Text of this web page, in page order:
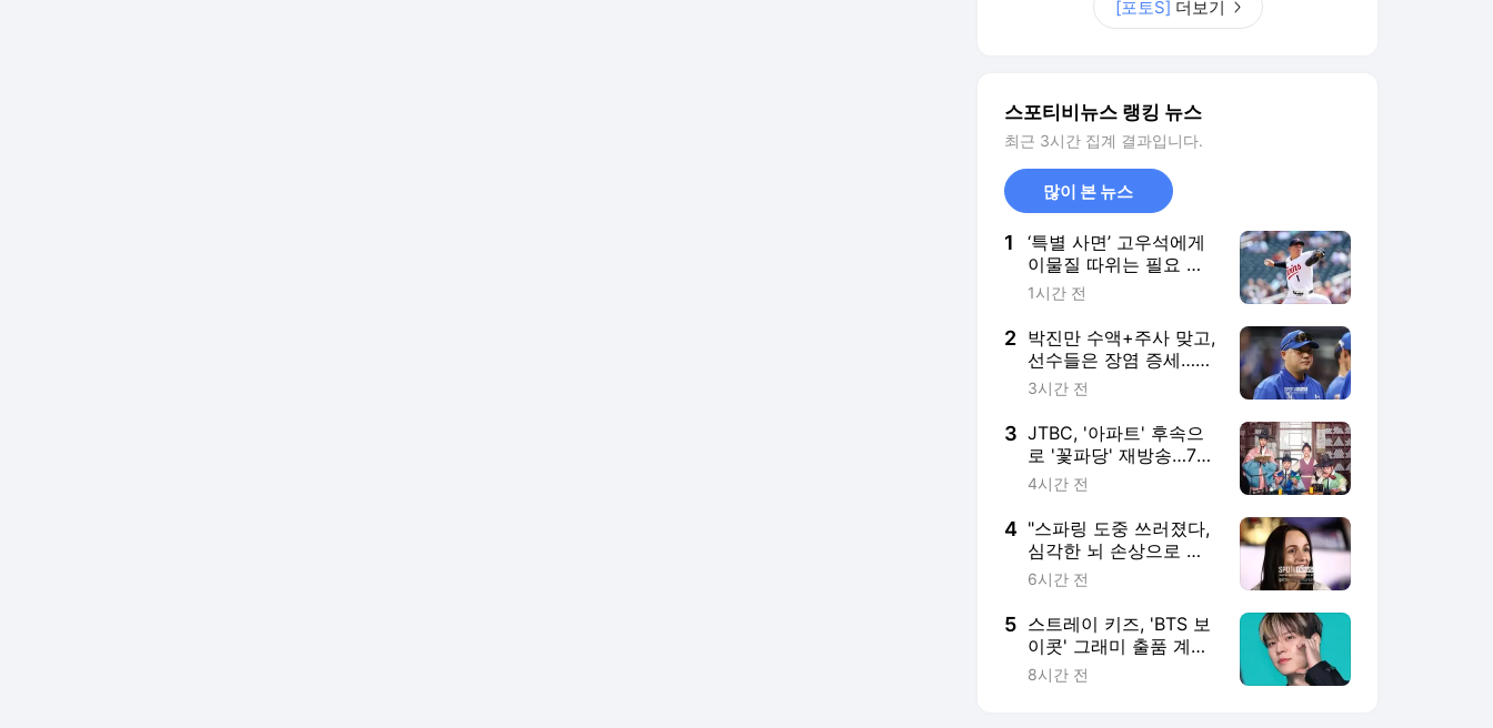
[포토S] 더보기
스포티비뉴스 랭킹 뉴스
최근 3시간 집계 결과입니다.
많이 본 뉴스
1
‘특별 사면’ 고우석에게
이물질 따위는 필요 없
었다… "새 글러브 꼈다"
1시간 전
2 박진만 수액+주사 맞고,
선수들은 장염 증세…사
직 폭염 여파인가 "안전
3시간 전
3 JTBC, '아파트' 후속으
로 '꽃파당' 재방송…7년
전 박지훈·변우석 본다
4시간 전
4 "스파링 도중 쓰러졌다,
심각한 뇌 손상으로 혼
수상태" 깨어나지 못한
기도 이어져
6시간 전
5 스트레이 키즈, 'BTS 보
이콧' 그래미 출품 계획
묻자 내놓은 답
8시간 전